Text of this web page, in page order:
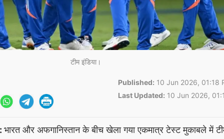
टीम इंडिया।
Published: 10 Jun 2026, 01:18
Last Updated: 10 Jun 2026,
भारत और अफगानिस्तान के बीच खेला गया एकमात्र टेस्ट मुकाबले में